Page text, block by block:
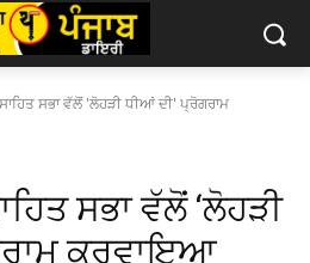
ਸਭਾ ਵੱਲੋਂ 'ਲੋਹੜੀ ਧੀਆਂ ਦੀ' ਪ੍ਰੋਗਰਾਮ
ਸਭਾ ਵੱਲੋਂ ‘ਲੋਹੜੀ
ਕਰਵਾਇਆ